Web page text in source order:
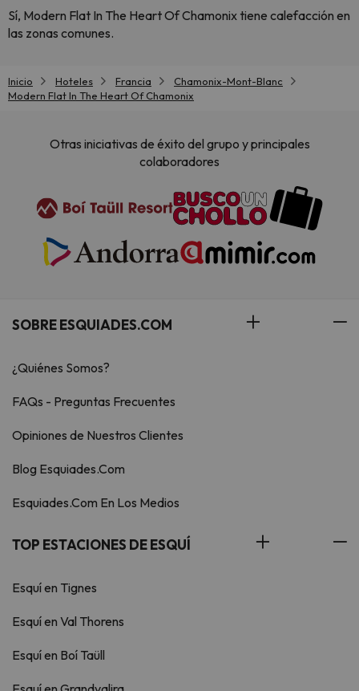
Sí, Modern Flat In The Heart Of Chamonix tiene calefacción en
las zonas comunes.
Inicio Hoteles Francia
Chamonix-Mont-Blanc
Modern Flat In The Heart Of Chamonix
Otras iniciativas de éxito del grupo y principales
colaboradores
SOBRE ESQUIADES.COM
¿Quiénes Somos?
FAQs - Preguntas Frecuentes
Opiniones de Nuestros Clientes
Blog Esquiades.Com
Esquiades.Com En Los Medios
TOP ESTACIONES DE ESQUÍ
Esquí en Tignes
Esquí en Val Thorens
Esquí en Boí Taüll